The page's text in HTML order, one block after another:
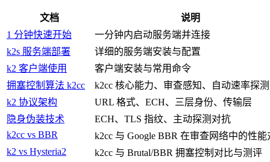
文档
说明
1 分钟快速开始
一分钟内启动服务端并连接
k2s 服务端部署
详细的服务端安装与配置
k2 客户端使用
客户端安装与常用命令
拥塞控制算法 k2cc
k2cc 核心能力、审查感知、自动速率探测
k2 协议架构
URL 格式、ECH、三层身份、传输层
隐身伪装技术
ECH、TLS 指纹、主动探测对抗
k2cc vs BBR
k2cc 与 Google BBR 在审查网络中的性能
k2 vs Hysteria2
k2cc 与 Brutal/BBR 拥塞控制对比与测评